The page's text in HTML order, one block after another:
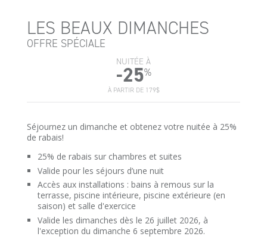
LES BEAUX DIMANCHES
OFFRE SPÉCIALE
NUITÉE À
-25%
À PARTIR DE 179$
Séjournez un dimanche et obtenez votre nuitée à 25%
de rabais!
25% de rabais sur chambres et suites
Valide pour les séjours d’une nuit
Accès aux installations : bains à remous sur la
terrasse, piscine intérieure, piscine extérieure (en
saison) et salle d'exercice
Valide les dimanches dès le 26 juillet 2026, à
l'exception du dimanche 6 septembre 2026.